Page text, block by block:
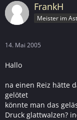
FrankH
Meister im
14. Mai 2005
Hallo
na einen Reiz hätte
gelötet
könnte man das
Druck glattwalzen?